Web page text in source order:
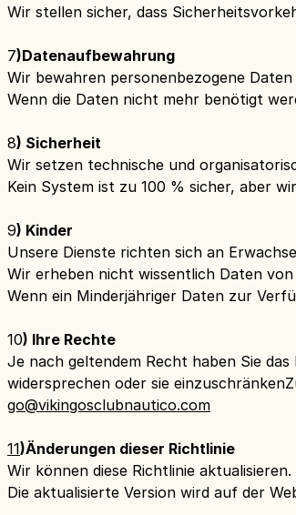
Wir stellen sicher, dass
‍7)Datenaufbewahrung
Wir bewahren personenbezogene
Wenn die Daten nicht mehr benötigt
‍8) Sicherheit
Wir setzen technische und
Kein System ist zu 100 % sicher, aber
‍9) Kinder
Unsere Dienste richten sich an
Wir erheben nicht wissentlich Daten
Wenn ein Minderjähriger Daten zur
‍10) Ihre Rechte
Je nach geltendem Recht haben Sie
widersprechen oder sie
go@vikingosclubnautico.com
‍11)Änderungen dieser Richtlinie
Wir können diese Richtlinie aktualisieren.
Die aktualisierte Version wird auf der